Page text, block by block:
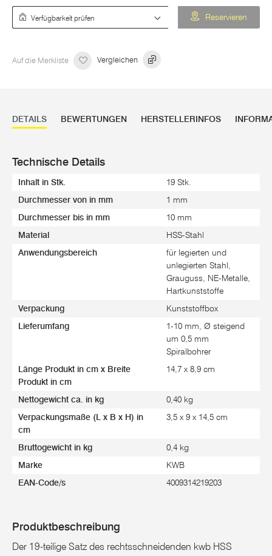
Reservieren
Auf die Merkliste Vergleichen
DETAILS BEWERTUNGEN HERSTELLERINFOS
Technische Details
Inhalt in Stk. 19 Stk.
Durchmesser von in mm 1 mm
Durchmesser bis in mm 10 mm
Material HSS-Stahl
Anwendungsbereich
für legierten und
unlegierten Stahl,
Grauguss, NE-Metalle,
Hartkunststoffe
Verpackung Kunststoffbox
Lieferumfang
1-10 mm, Ø steigend
um 0,5 mm
Spiralbohrer
Länge Produkt in cm x Breite
Produkt in cm
14,7 x 8,9 cm
Nettogewicht ca. in kg 0,40 kg
Verpackungsmaße (L x B x H) in
cm
3,5 x 9 x 14,5 cm
Bruttogewicht in kg 0,4 kg
Marke KWB
EAN-Code/s 4009314219203
Produktbeschreibung
Der 19-teilige Satz des rechtsschneidenden kwb HSS